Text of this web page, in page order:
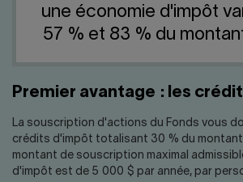
LIENS RAPIDES
Nous joindre Salle
English
une économie d'impôt
57 % et 83 % du
Premier avantage : les
La souscription d'actions du Fonds vous
crédits d'impôt totalisant 30 % du
montant de souscription maximal
d'impôt est de 5 000 $ par année, par